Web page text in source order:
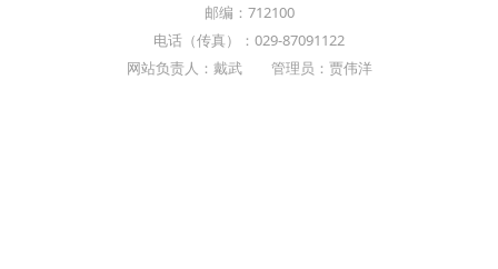
邮编：712100
电话（传真）：029-87091122
网站负责人：戴武 管理员：贾伟洋